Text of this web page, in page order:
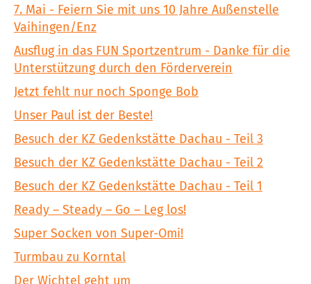
7. Mai - Feiern Sie mit uns 10 Jahre Außenstelle
Vaihingen/Enz
Ausflug in das FUN Sportzentrum - Danke für die
Unterstützung durch den Förderverein
Jetzt fehlt nur noch Sponge Bob
Unser Paul ist der Beste!
Besuch der KZ Gedenkstätte Dachau - Teil 3
Besuch der KZ Gedenkstätte Dachau - Teil 2
Besuch der KZ Gedenkstätte Dachau - Teil 1
Ready – Steady – Go – Leg los!
Super Socken von Super-Omi!
Turmbau zu Korntal
Der Wichtel geht um